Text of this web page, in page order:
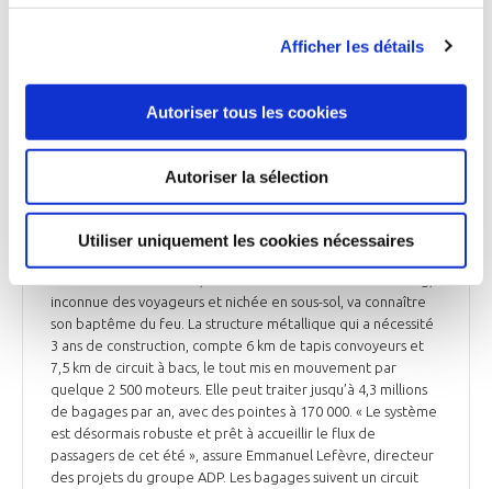
Afficher les détails
Autoriser tous les cookies
Autoriser la sélection
Utiliser uniquement les cookies nécessaires
AVIATION COMMERCIALE
Focus sur le nouveau tri bagages de l'aéroport
Exploité depuis un an par le groupe ADP, le TBS4 de Paris-
grand en France. Un monstre de métal et de systèmes
automatisés qui traite en moyenne 12 000 bagages par jour.
conçu et construit par Siemens, contribue à ce que le groupe
ADP absorbe sans heurts le retour d’un trafic aérien
inconnue des voyageurs et nichée en sous-sol, va connaître
son baptême du feu. La structure métallique qui a nécessité
3 ans de construction, compte 6 km de tapis convoyeurs et
7,5 km de circuit à bacs, le tout mis en mouvement par
quelque 2 500 moteurs. Elle peut traiter jusqu’à 4,3 millions
de bagages par an, avec des pointes à 170 000. « Le système
est désormais robuste et prêt à accueillir le flux de
passagers de cet été », assure Emmanuel Lefèvre, directeur
des projets du groupe ADP. Les bagages suivent un circuit